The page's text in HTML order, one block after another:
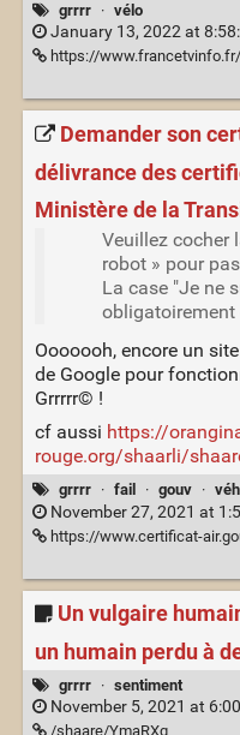
grrrr · vélo
January 13, 2022 at
https://www.francetvinfo.fr/societe/securite-routiere/obligation-du-port-du-casque-a-
Demander son
délivrance des
Ministère de la
Veuillez cocher
robot » pour
La case "Je ne
obligatoirement
Ooooooh, encore un
de Google pour
Grrrrr© !
cf aussi https://
rouge.org/shaarli/
grrrr · fail · gouv ·
November 27, 2021 at
https://www.certificat-
Un vulgaire
un humain perdu à
grrrr · sentiment
November 5, 2021 at
/shaare/YmaRXg